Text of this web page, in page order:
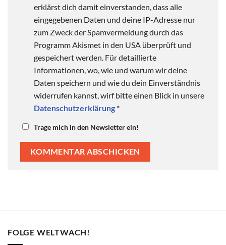
erklärst dich damit einverstanden, dass alle
eingegebenen Daten und deine IP-Adresse nur
zum Zweck der Spamvermeidung durch das
Programm Akismet in den USA überprüft und
gespeichert werden. Für detaillierte
Informationen, wo, wie und warum wir deine
Daten speichern und wie du dein Einverständnis
widerrufen kannst, wirf bitte einen Blick in unsere
Datenschutzerklärung *
Trage mich in den Newsletter ein!
FOLGE WELTWACH!